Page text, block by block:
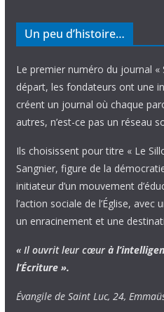
Un peu d’histoire…
Le premier numéro du journal «
départ, les fondateurs ont une
créent un journal où chaque
autres, n’est-ce pas un réseau
Ils choisissent pour titre « Le
Sangnier, figure de la
initiateur d’un mouvement
l’action sociale de l’Église,
un enracinement et une
« Il ouvrit leur cœur à
l’Écriture ».
Évangile de Saint Luc, 24,